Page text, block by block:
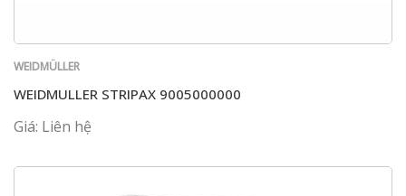
WEIDMÜLLER
WEIDMULLER STRIPAX 9005000000
Giá: Liên hệ